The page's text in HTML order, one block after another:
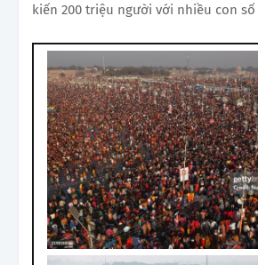
kiến 200 triệu người với nhiều con số